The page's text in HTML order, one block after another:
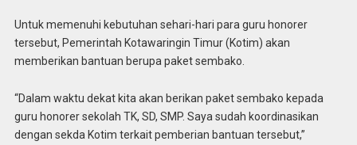
Untuk memenuhi kebutuhan sehari-hari para guru honorer
tersebut, Pemerintah Kotawaringin Timur (Kotim) akan
memberikan bantuan berupa paket sembako.
“Dalam waktu dekat kita akan berikan paket sembako kepada
guru honorer sekolah TK, SD, SMP. Saya sudah koordinasikan
dengan sekda Kotim terkait pemberian bantuan tersebut,”